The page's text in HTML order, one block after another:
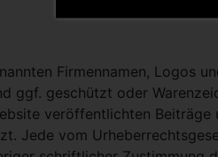
Firmennamen, Logos
ggf. geschützt oder
veröffentlichten Beiträge
Jede vom